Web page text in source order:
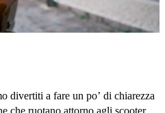
divertiti a fare un po’ di chiarezza